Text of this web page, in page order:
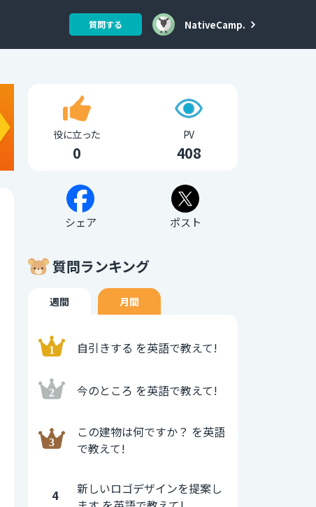
質問する NativeCamp.
役に立った
0
PV
408
シェア ポスト
質問ランキング
週間 月間
自引きする を英語で教えて!
今のところ を英語で教えて!
この建物は何ですか？ を英語
で教えて!
4
新しいロゴデザインを提案し